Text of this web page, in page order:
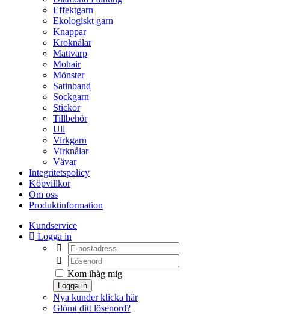
Effektgarn
Ekologiskt garn
Knappar
Kroknålar
Mattvarp
Mohair
Mönster
Satinband
Sockgarn
Stickor
Tillbehör
Ull
Virkgarn
Virknålar
Vävar
Integritetspolicy
Köpvillkor
Om oss
Produktinformation
Kundservice
Logga in
Kom ihåg mig
Logga in
Nya kunder klicka här
Glömt ditt lösenord?